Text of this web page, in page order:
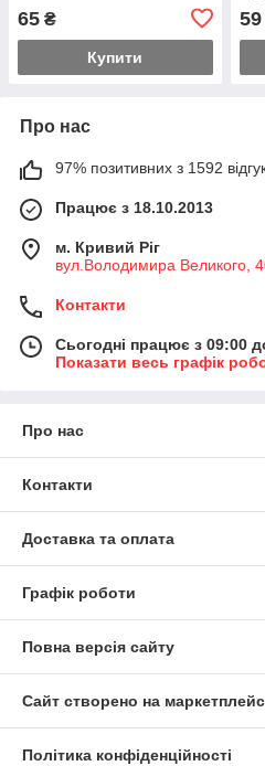
65 ₴
Купити
59
Про нас
97% позитивних з 1592
Працює з 18.10.2013
м. Кривий Ріг
вул.Володимира Великого,
Контакти
Сьогодні працює з 09:00
Показати весь графік
Про нас
Контакти
Доставка та оплата
Графік роботи
Повна версія сайту
Сайт створено на
Політика конфіденційності